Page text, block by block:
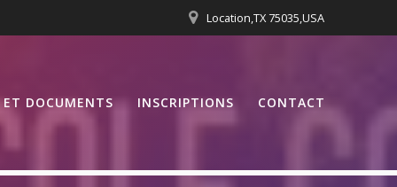
Location,TX 75035,USA
ET DOCUMENTS INSCRIPTIONS CONTACT